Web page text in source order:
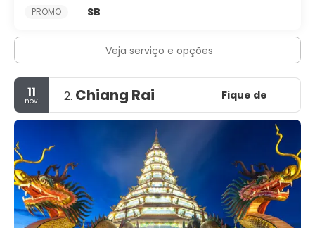
PROMO
SB
Veja serviço e opções
11
nov. 2. Chiang Rai Fique de